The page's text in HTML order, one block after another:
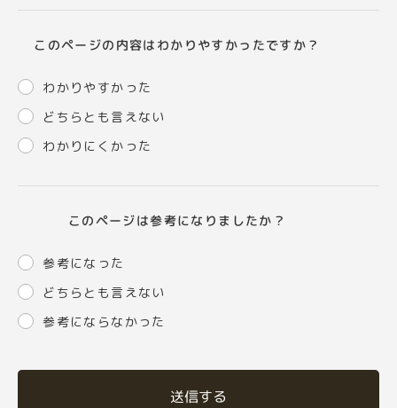
このページの内容はわかりやすかったですか？
わかりやすかった
どちらとも言えない
わかりにくかった
このページは参考になりましたか？
参考になった
どちらとも言えない
参考にならなかった
送信する